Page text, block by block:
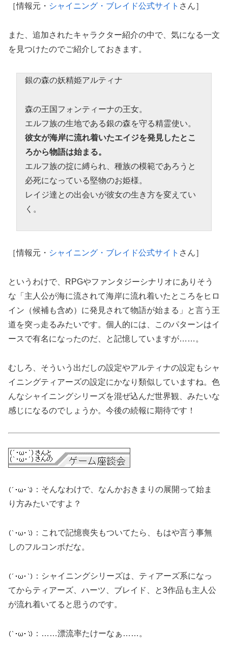
［情報元・ シャイニング・ブレイド公式サイト さん］
また、追加されたキャラクター紹介の中で、気になる一文
を見つけたのでご紹介しておきます。
銀の森の妖精姫アルティナ
森の王国フォンティーナの王女。
エルフ族の生地である銀の森を守る精霊使い。
彼女が海岸に流れ着いたエイジを発見したとこ
ろから物語は始まる。
エルフ族の掟に縛られ、種族の模範であろうと
必死になっている堅物のお姫様。
レイジ達との出会いが彼女の生き方を変えてい
く。
［情報元・ シャイニング・ブレイド公式サイト さん］
というわけで、RPGやファンタジーシナリオにありそう
な「主人公が海に流されて海岸に流れ着いたところをヒロ
イン（候補も含め）に発見されて物語が始まる」と言う王
道を突っ走るみたいです。個人的には、このパターンはイ
ースで有名になったのだ、と記憶していますが……。
むしろ、そういう出だしの設定やアルティナの設定もシャ
イニングティアーズの設定にかなり類似していますね。色
んなシャイニングシリーズを混ぜ込んだ世界観、みたいな
感じになるのでしょうか。今後の続報に期待です！
：そんなわけで、なんかおきまりの展開って始ま
り方みたいですよ？
：これで記憶喪失もついてたら、もはや言う事無
しのフルコンボだな。
：シャイニングシリーズは、ティアーズ系になっ
てからティアーズ、ハーツ、ブレイド、と3作品も主人公
が流れ着いてると思うのです。
：……漂流率たけーなぁ……。